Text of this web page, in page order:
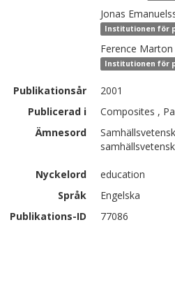
Jonas
Institutionen för
Ference Marton
Institutionen för
Publikationsår
2001
Publicerad i
Composites ,
Ämnesord
Nyckelord
education
Språk
Engelska
Publikations-ID
77086